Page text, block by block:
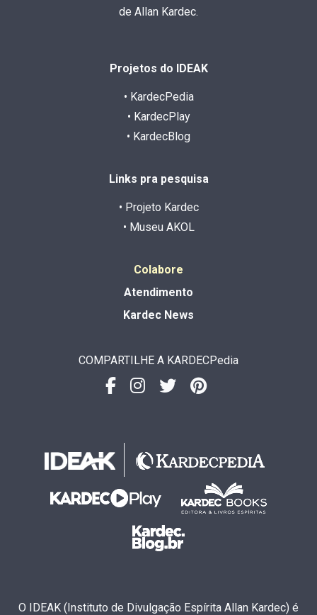
de Allan Kardec.
Projetos do IDEAK
• KardecPedia
• KardecPlay
• KardecBlog
Links pra pesquisa
• Projeto Kardec
• Museu AKOL
Colabore
Atendimento
Kardec News
COMPARTILHE A KARDECPedia
O IDEAK (Instituto de Divulgação Espírita Allan Kardec) é